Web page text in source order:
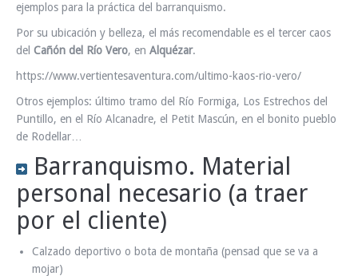
ejemplos para la práctica del barranquismo.
Por su ubicación y belleza, el más recomendable es el tercer caos
del Cañón del Río Vero, en Alquézar.
https://www.vertientesaventura.com/ultimo-kaos-rio-vero/
Otros ejemplos: último tramo del Río Formiga, Los Estrechos del
Puntillo, en el Río Alcanadre, el Petit Mascún, en el bonito pueblo
de Rodellar…
Barranquismo. Material
personal necesario (a traer
por el cliente)
Calzado deportivo o bota de montaña (pensad que se va a
mojar)